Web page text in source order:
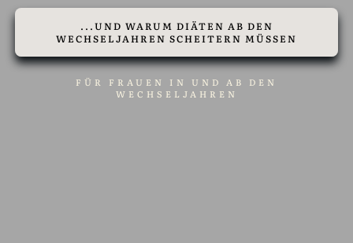
...UND WARUM DIÄTEN AB DEN
WECHSELJAHREN SCHEITERN MÜSSEN
FÜR FRAUEN IN UND AB DEN
WECHSELJAHREN